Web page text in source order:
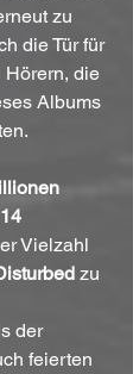
zu
die Tür für
Hörern, die
Albums
14
Vielzahl
zu
der
feierten